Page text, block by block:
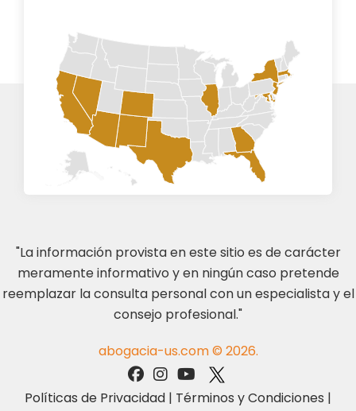
"La información provista en este sitio es de carácter
meramente informativo y en ningún caso pretende
reemplazar la consulta personal con un especialista y el
consejo profesional."
abogacia-us.com © 2026.
Políticas de Privacidad | Términos y Condiciones |